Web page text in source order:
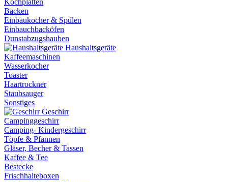
Kochplatten
Backen
Einbaukocher & Spülen
Einbauchbacköfen
Dunstabzugshauben
Haushaltsgeräte
Kaffeemaschinen
Wasserkocher
Toaster
Haartrockner
Staubsauger
Sonstiges
Geschirr
Campinggeschirr
Camping- Kindergeschirr
Töpfe & Pfannen
Gläser, Becher & Tassen
Kaffee & Tee
Bestecke
Frischhalteboxen